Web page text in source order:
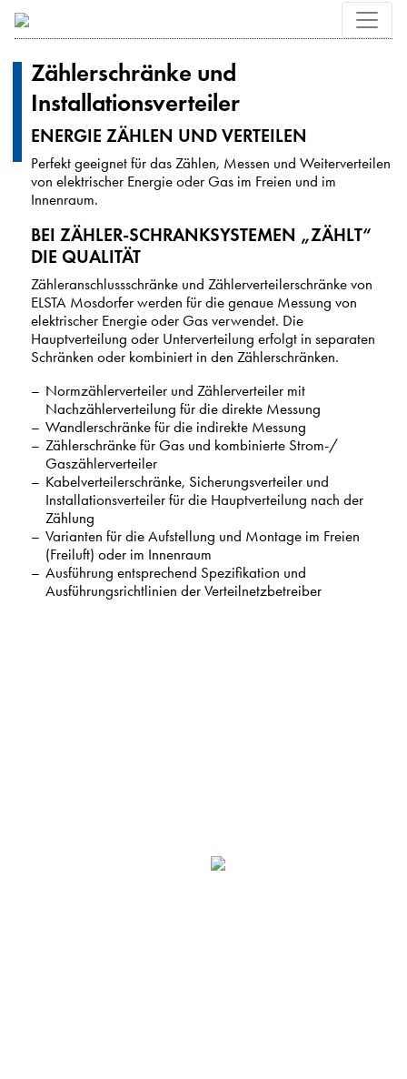
Zählerschränke und
Installationsverteiler
ENERGIE ZÄHLEN UND VERTEILEN
Perfekt geeignet für das Zählen, Messen und Weiterverteilen
von elektrischer Energie oder Gas im Freien und im
Innenraum.
BEI ZÄHLER-SCHRANKSYSTEMEN „ZÄHLT“
DIE QUALITÄT
Zähleranschlussschränke und Zählerverteilerschränke von
ELSTA Mosdorfer werden für die genaue Messung von
elektrischer Energie oder Gas verwendet. Die
Hauptverteilung oder Unterverteilung erfolgt in separaten
Schränken oder kombiniert in den Zählerschränken.
Normzählerverteiler und Zählerverteiler mit
Nachzählerverteilung für die direkte Messung
Wandlerschränke für die indirekte Messung
Zählerschränke für Gas und kombinierte Strom-/
Gaszählerverteiler
Kabelverteilerschränke, Sicherungsverteiler und
Installationsverteiler für die Hauptverteilung nach der
Zählung
Varianten für die Aufstellung und Montage im Freien
(Freiluft) oder im Innenraum
Ausführung entsprechend Spezifikation und
Ausführungsrichtlinien der Verteilnetzbetreiber